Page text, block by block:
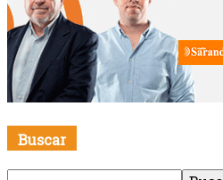
Buscar